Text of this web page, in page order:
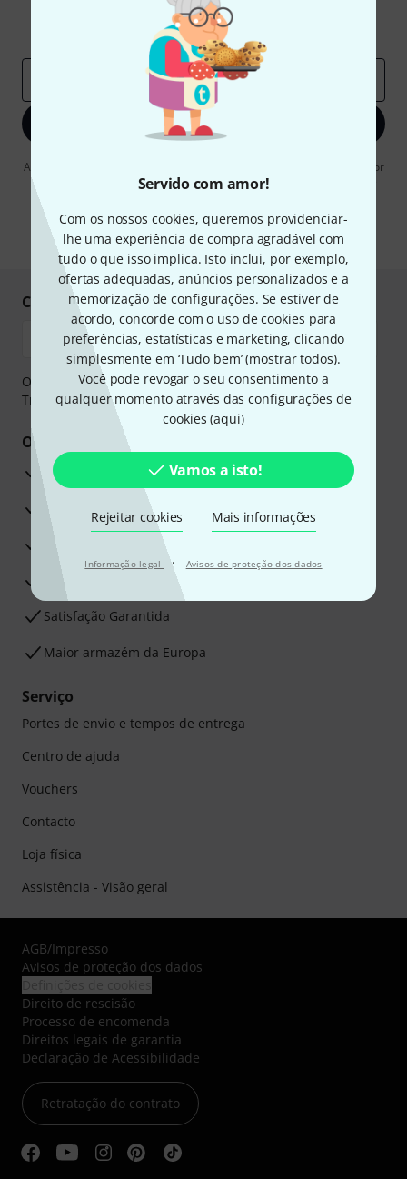
Servido com amor!
Com os nossos cookies, queremos providenciar-
lhe uma experiência de compra agradável com
tudo o que isso implica. Isto inclui, por exemplo,
ofertas adequadas, anúncios personalizados e a
memorização de configurações. Se estiver de
acordo, concorde com o uso de cookies para
preferências, estatísticas e marketing, clicando
simplesmente em ‘Tudo bem’ (mostrar todos).
Você pode revogar o seu consentimento a
qualquer momento através das configurações de
cookies (aqui)
Vamos a isto!
Rejeitar cookies Mais informações
Informação legal · Avisos de proteção dos dados
Contribuições inspiradoras
Insights da Thomann
Endereço de e-mail*
Inscreva-se agora
Ao clicar em "Inscreva-se agora", concordo em receber publicidade por
e-mail. Posso cancelar a assinatura a qualquer momento. Você pode
encontrar mais informações sobre a newsletter na nossa
proteção de dados
* Requeridos
Compre e pague em segurança
O pagamento pode ser feito de forma segura através de
Transferência bancária, PayPal ou Cartão de crédito.
Os seus benefícios
Garantia Thomann de 3 anos
30 dias de garantia de dinheiro de volta
Assistência de Reparação
Conselhos dos nossos especialistas
Satisfação Garantida
Maior armazém da Europa
Serviço
Portes de envio e tempos de entrega
Centro de ajuda
Vouchers
Contacto
Loja física
Assistência - Visão geral
AGB/Impresso
Avisos de proteção dos dados
Direito de rescisão
Processo de encomenda
Direitos legais de garantia
Declaração de Acessibilidade
Retratação do contrato